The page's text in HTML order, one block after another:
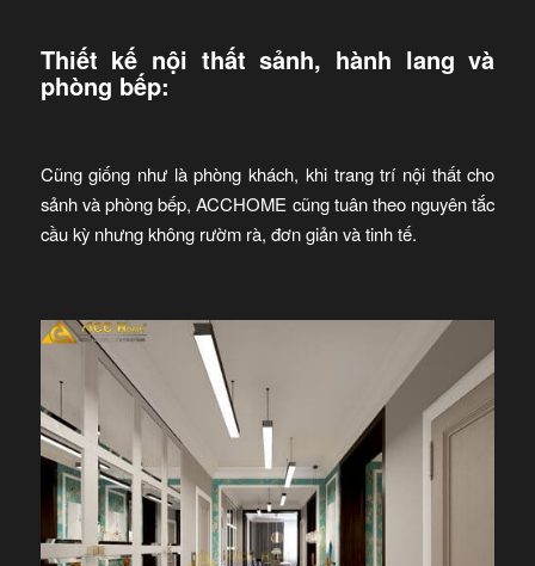
Thiết kế nội thất sảnh, hành lang và
phòng bếp:
Cũng giống như là phòng khách, khi trang trí nội thất cho
sảnh và phòng bếp, ACCHOME cũng tuân theo nguyên tắc
cầu kỳ nhưng không rườm rà, đơn giản và tinh tế.